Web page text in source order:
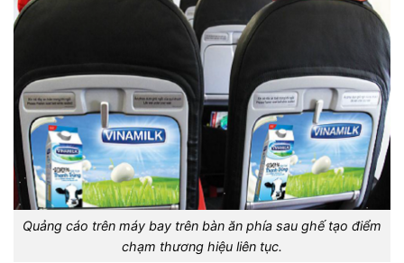
Quảng cáo trên máy bay trên bàn ăn phía sau ghế tạo điểm
chạm thương hiệu liên tục.